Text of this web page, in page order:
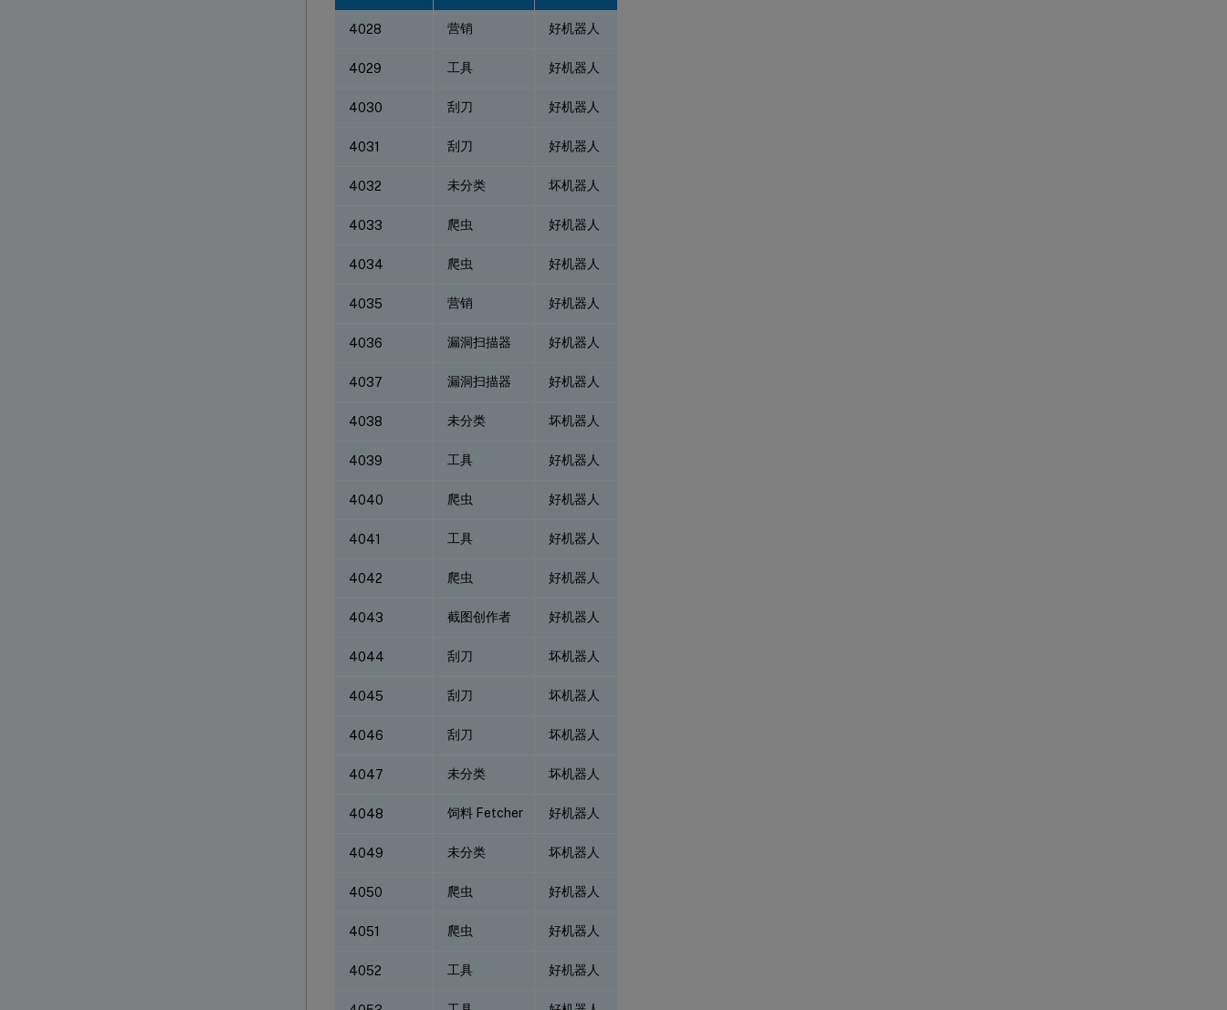
4028 营销 好机器人
4029 工具 好机器人
4030 刮刀 好机器人
4031 刮刀 好机器人
4032 未分类 坏机器人
4033 爬虫 好机器人
4034 爬虫 好机器人
4035 营销 好机器人
4036 漏洞扫描器 好机器人
4037 漏洞扫描器 好机器人
4038 未分类 坏机器人
4039 工具 好机器人
4040 爬虫 好机器人
4041 工具 好机器人
4042 爬虫 好机器人
4043 截图创作者 好机器人
4044 刮刀 坏机器人
4045 刮刀 坏机器人
4046 刮刀 坏机器人
4047 未分类 坏机器人
4048 饲料 Fetcher 好机器人
4049 未分类 坏机器人
4050 爬虫 好机器人
4051 爬虫 好机器人
4052 工具 好机器人